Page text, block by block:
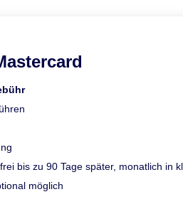
bis zu 90 Tage später, monatlich in
möglich